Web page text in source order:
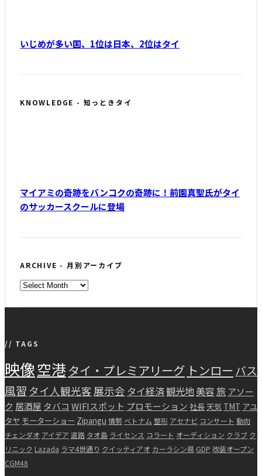
いじめが多い国、1位は日本、2位はタイ
KNOWLEDGE - 知っときタイ
マイアミの奇跡をバンコクの奇跡に！前園真聖氏がタイ
のサッカースクールに登場
ARCHIVE - 月別アーカイブ
ARCHIVE
ア
カ
ブ
// TAGS
映像空港タイ・プレミアリーグ トンローバス
風習 タイ人観光客 展示会 タイ経済観光地美容旅 アソー
ク 居酒屋 タバコ WIFIスポット プロモーション 社長天気 TMT アユ
タヤ モーターショー Zipangu 情勢 ベトナム 整形 アセナビ コンサート 動向
チェンダオ アイデア 道路 タオ島 ライセンス コラート オーディション クラブ ク
リニック Lazada ラマ4世通り クイッティアオ カーラシン県 GDP 改装オープン
CGM48